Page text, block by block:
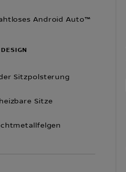
Android Auto™
Sitzpolsterung
Sitze